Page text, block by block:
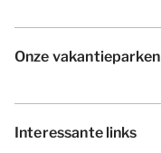
Onze vakantieparken
Interessante links